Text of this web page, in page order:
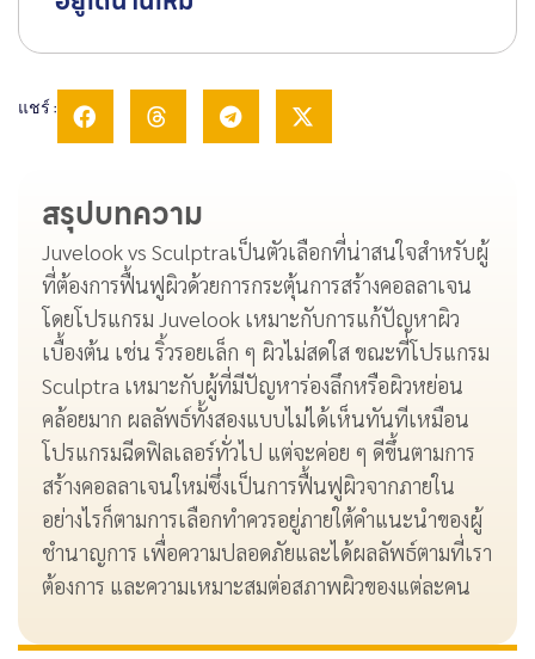
แชร์ :
สรุปบทความ
Juvelook vs Sculptraเป็นตัวเลือกที่น่าสนใจสำหรับผู้
ที่ต้องการฟื้นฟูผิวด้วยการกระตุ้นการสร้างคอลลาเจน
โดยโปรแกรม Juvelook เหมาะกับการแก้ปัญหาผิว
เบื้องต้น เช่น ริ้วรอยเล็ก ๆ ผิวไม่สดใส ขณะที่โปรแกรม
Sculptra เหมาะกับผู้ที่มีปัญหาร่องลึกหรือผิวหย่อน
คล้อยมาก ผลลัพธ์ทั้งสองแบบไม่ได้เห็นทันทีเหมือน
โปรแกรมฉีดฟิลเลอร์ทั่วไป แต่จะค่อย ๆ ดีขึ้นตามการ
สร้างคอลลาเจนใหม่ซึ่งเป็นการฟื้นฟูผิวจากภายใน
อย่างไรก็ตามการเลือกทำควรอยู่ภายใต้คำแนะนำของผู้
ชำนาญการ เพื่อความปลอดภัยและได้ผลลัพธ์ตามที่เรา
ต้องการ และความเหมาะสมต่อสภาพผิวของแต่ละคน